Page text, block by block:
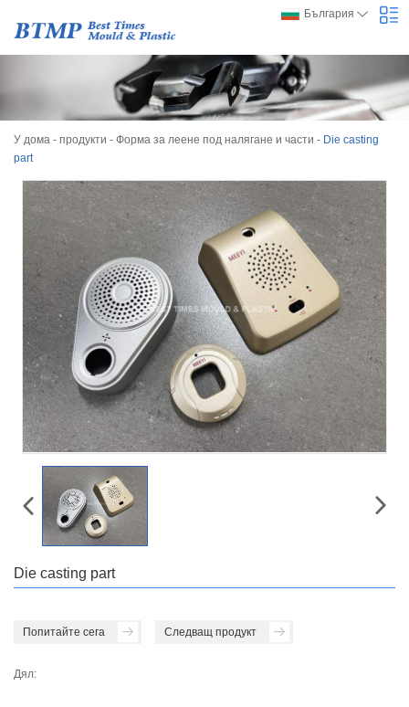
България
У дома - продукти - Форма за леене под налягане и части - Die casting
part
Die casting part
Попитайте сега Следващ продукт
Дял: